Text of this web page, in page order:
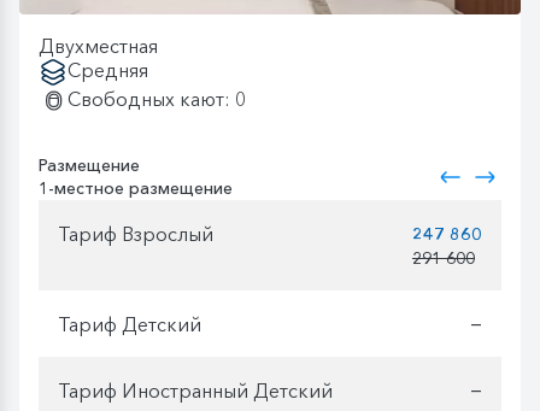
Двухместная
Средняя
Свободных кают: 0
Размещение
1-местное размещение
Тариф Взрослый
247 860
291 600
Тариф Детский —
Тариф Иностранный Детский —